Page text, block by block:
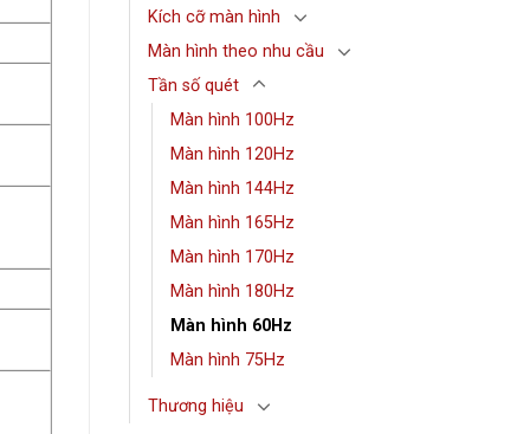
Kích cỡ màn hình
Màn hình theo nhu cầu
Tần số quét
Màn hình 100Hz
Màn hình 120Hz
Màn hình 144Hz
Màn hình 165Hz
Màn hình 170Hz
Màn hình 180Hz
Màn hình 60Hz
Màn hình 75Hz
Thương hiệu